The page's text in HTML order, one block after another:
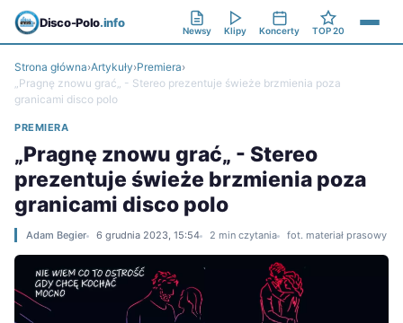
Disco-Polo.info
Newsy Klipy Koncerty TOP 20
Strona główna›Artykuły›Premiera›
„Pragnę znowu grać„ - Stereo prezentuje świeże brzmienia poza
granicami disco polo
PREMIERA
„Pragnę znowu grać„ - Stereo
prezentuje świeże brzmienia poza
granicami disco polo
Adam Begier 6 grudnia 2023, 15:54 2 min czytania fot. materiał prasowy